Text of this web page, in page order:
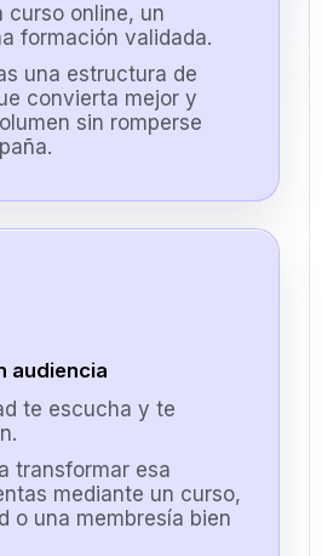
curso online, un
formación validada.
una estructura de
convierta mejor y
sin romperse
audiencia
te escucha y te
transformar esa
mediante un curso,
o una membresía bien